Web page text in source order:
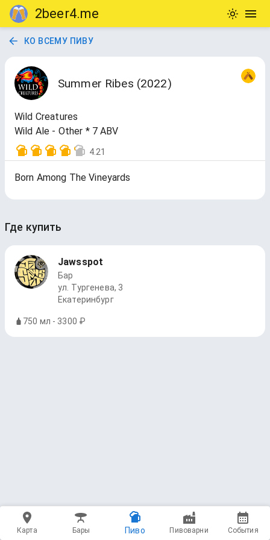
2beer4.me
КО ВСЕМУ ПИВУ
Summer Ribes (2022)
Wild Creatures
Wild Ale - Other * 7 ABV
4.21
Born Among The Vineyards
Где купить
Jawsspot
Бар
ул. Тургенева, 3
Екатеринбург
750 мл - 3300 ₽
Карта Бары Пиво Пивоварни События